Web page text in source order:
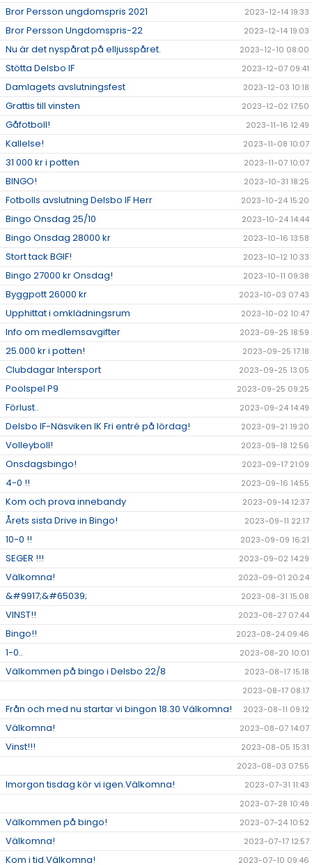
Bror Persson ungdomspris 2021 2023-12-14 19:33
Bror Persson Ungdomspris-22 2023-12-14 19:03
Nu är det nyspårat på elljusspåret. 2023-12-10 08:00
Stötta Delsbo IF 2023-12-07 09:41
Damlagets avslutningsfest 2023-12-03 10:18
Grattis till vinsten 2023-12-02 17:50
Gåfotboll! 2023-11-16 12:49
Kallelse! 2023-11-08 10:07
31 000 kr i potten 2023-11-07 10:07
BINGO! 2023-10-31 18:25
Fotbolls avslutning Delsbo IF Herr 2023-10-24 15:20
Bingo Onsdag 25/10 2023-10-24 14:44
Bingo Onsdag 28000 kr 2023-10-16 13:58
Stort tack BGIF! 2023-10-12 10:33
Bingo 27000 kr Onsdag! 2023-10-11 09:38
Byggpott 26000 kr 2023-10-03 07:43
Upphittat i omklädningsrum 2023-10-02 10:47
Info om medlemsavgifter 2023-09-25 18:59
25.000 kr i potten! 2023-09-25 17:18
Clubdagar Intersport 2023-09-25 13:05
Poolspel P9 2023-09-25 09:25
Förlust.. 2023-09-24 14:49
Delsbo IF-Näsviken IK Fri entré på lördag! 2023-09-21 19:20
Volleyboll! 2023-09-18 12:56
Onsdagsbingo! 2023-09-17 21:09
4-0 !! 2023-09-16 14:55
Kom och prova innebandy 2023-09-14 12:37
Årets sista Drive in Bingo! 2023-09-11 22:17
10-0 !! 2023-09-09 16:21
SEGER !!! 2023-09-02 14:29
Välkomna! 2023-09-01 20:24
&#9917;&#65039; 2023-08-31 15:08
VINST!! 2023-08-27 07:44
Bingo!! 2023-08-24 09:46
1-0.. 2023-08-20 10:01
Välkommen på bingo i Delsbo 22/8
2023-08-17 15:18
2023-08-17 08:17
Från och med nu startar vi bingon 18.30 Välkomna! 2023-08-11 09:12
Välkomna! 2023-08-07 14:07
Vinst!!!
2023-08-05 15:31
2023-08-03 07:55
Imorgon tisdag kör vi igen.Välkomna!
2023-07-31 11:43
2023-07-28 10:49
Välkommen på bingo! 2023-07-24 10:52
Välkomna! 2023-07-17 12:57
Kom i tid.Välkomna! 2023-07-10 09:46